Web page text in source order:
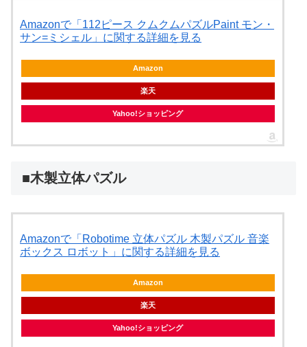
Amazonで「112ピース クムクムパズルPaint モン・
サン=ミシェル」に関する詳細を見る
Amazon
楽天
Yahoo!ショッピング
■木製立体パズル
Amazonで「Robotime 立体パズル 木製パズル 音楽
ボックス ロボット」に関する詳細を見る
Amazon
楽天
Yahoo!ショッピング